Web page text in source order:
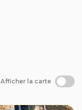
Afficher la carte